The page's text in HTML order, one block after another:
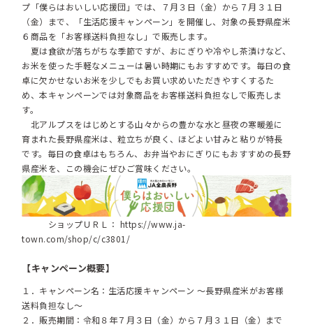
プ「僕らはおいしい応援団」では、７月３日（金）から７月３１日
（金）まで、「生活応援キャンペーン」を開催し、対象の長野県産米
６商品を「お客様送料負担なし」で販売します。
夏は食欲が落ちがちな季節ですが、おにぎりや冷やし茶漬けなど、
お米を使った手軽なメニューは暑い時期にもおすすめです。毎日の食
卓に欠かせないお米を少しでもお買い求めいただきやすくするた
め、本キャンペーンでは対象商品をお客様送料負担なしで販売しま
す。
北アルプスをはじめとする山々からの豊かな水と昼夜の寒暖差に
育まれた長野県産米は、粒立ちが良く、ほどよい甘みと粘りが特長
です。毎日の食卓はもちろん、お弁当やおにぎりにもおすすめの長野
県産米を、この機会にぜひご賞味ください。
ショップＵＲＬ： https://www.ja-
town.com/shop/c/c3801/
【キャンペーン概要】
１．キャンペーン名：生活応援キャンペーン ～長野県産米がお客様
送料負担なし～
２．販売期間：令和８年７月３日（金）から７月３１日（金）まで